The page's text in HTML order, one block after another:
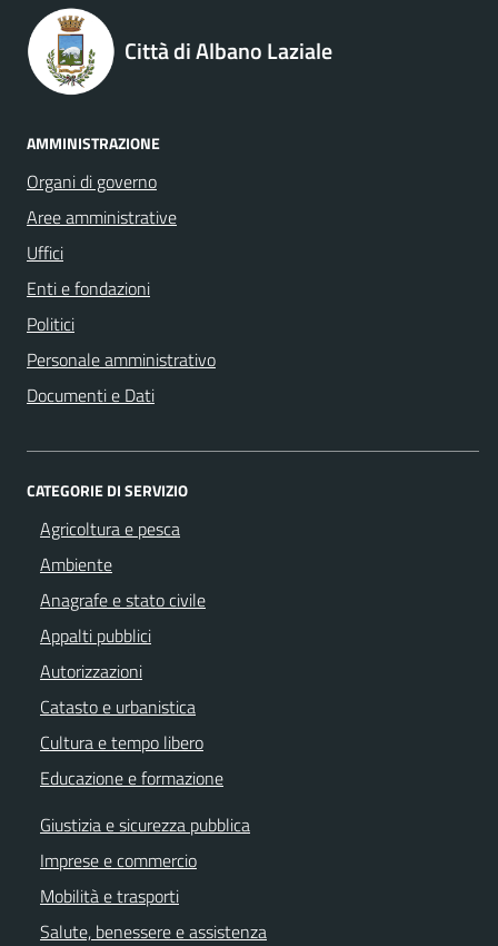
Città di Albano Laziale
AMMINISTRAZIONE
Organi di governo
Aree amministrative
Uffici
Enti e fondazioni
Politici
Personale amministrativo
Documenti e Dati
CATEGORIE DI SERVIZIO
Agricoltura e pesca
Ambiente
Anagrafe e stato civile
Appalti pubblici
Autorizzazioni
Catasto e urbanistica
Cultura e tempo libero
Educazione e formazione
Giustizia e sicurezza pubblica
Imprese e commercio
Mobilità e trasporti
Salute, benessere e assistenza